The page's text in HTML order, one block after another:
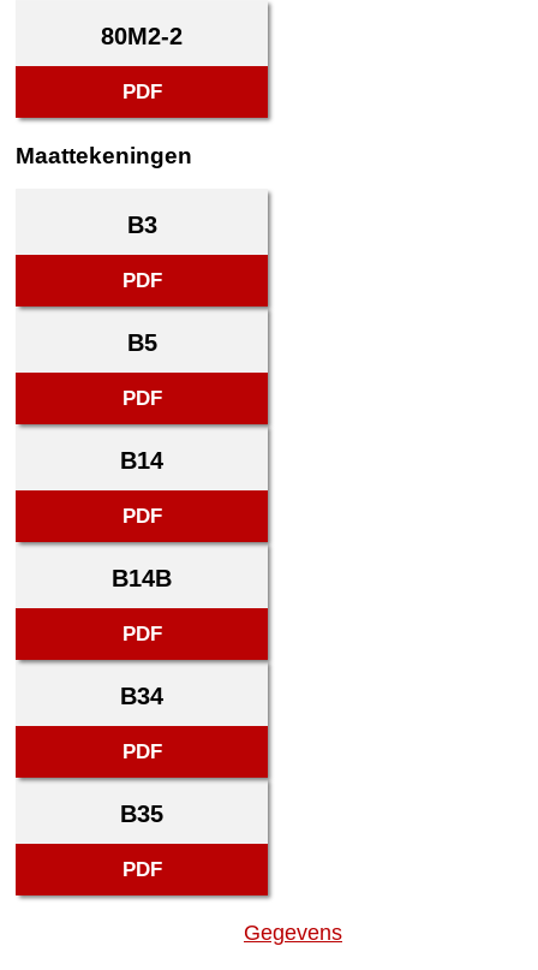
80M2-2
PDF
Maattekeningen
B3
PDF
B5
PDF
B14
PDF
B14B
PDF
B34
PDF
B35
PDF
Gegevens